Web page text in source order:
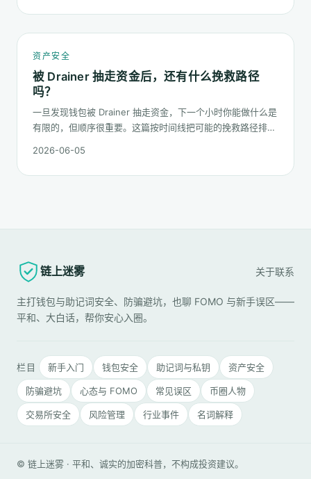
资产安全
被 Drainer 抽走资金后，还有什么挽救路径
吗？
一旦发现钱包被 Drainer 抽走资金，下一个小时你能做什么是
有限的，但顺序很重要。这篇按时间线把可能的挽救路径排一
实，以及更长期的善后。
2026-06-05
链上迷雾 关于联系
主打钱包与助记词安全、防骗避坑，也聊 FOMO 与新手误区——
平和、大白话，帮你安心入圈。
栏目 新手入门 钱包安全 助记词与私钥 资产安全
防骗避坑 心态与 FOMO 常见误区 币圈人物
交易所安全 风险管理 行业事件 名词解释
© 链上迷雾 · 平和、诚实的加密科普，不构成投资建议。